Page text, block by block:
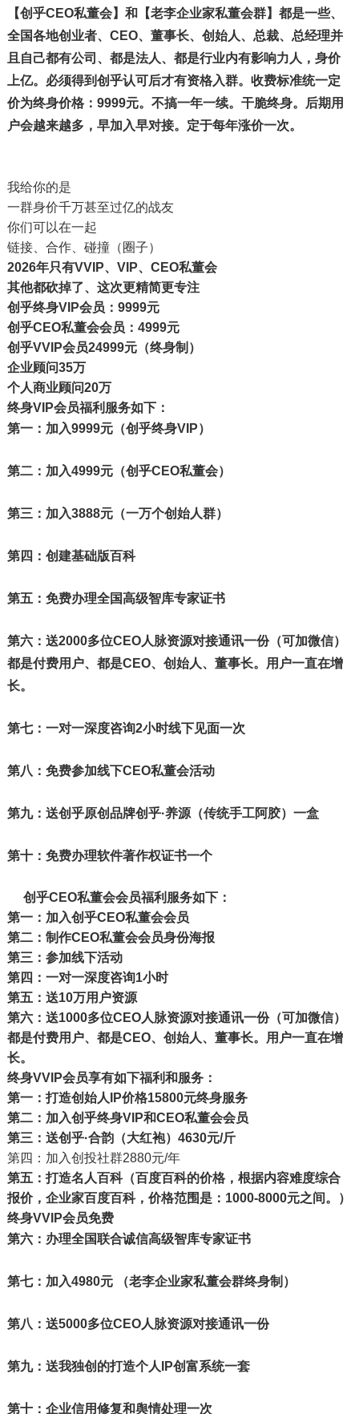
【创乎CEO私董会】和【老李企业家私董会群】都是一些、
全国各地创业者、CEO、董事长、创始人、总裁、总经理并
且自己都有公司、都是法人、都是行业内有影响力人，身价
上亿。必须得到创乎认可后才有资格入群。收费标准统一定
价为终身价格： 9999元。不搞一年一续。干脆终身。
后期用
户会越来越多，早加入早对接。定于每年涨价一次。
我给你的是
一群身价千万甚至过亿的战友
你们可以在一起
链接、合作、碰撞（圈子）
2026年只有VVIP、VIP、CEO私董会
其他都砍掉了、这次更精简更专注
创乎终身VIP会员：9999元
创乎CEO私董会会员：4999元
创乎VVIP会员24999元（终身制）
企业顾问35万
个人商业顾问20万
终身VIP会员福利服务如下：
第一：加入9999元（创乎终身VIP）
第二：加入4999元（创乎CEO私董会）
第三：加入3888元（一万个创始人群）
第四：创建基础版百科
第五：免费办理全国高级智库专家证书
第六：送2000多位CEO人脉资源对接通讯一份（可加微信）
都是付费用户、都是CEO、创始人、董事长。用户一直在增
长。
第七：一对一深度咨询2小时线下见面一次
第八：免费参加线下CEO私董会活动
第九：送创乎原创品牌创乎·养源（传统手工阿胶）一盒
第十：免费办理软件著作权证书一个
创乎CEO私董会会员福利服务如下：
第一：加入创乎CEO私董会会员
第二：制作CEO私董会会员身份海报
第三：参加线下活动
第四：一对一深度咨询1小时
第五：送10万用户资源
第六：送1000多位CEO人脉资源对接通讯一份（可加微信）
都是付费用户、都是CEO、创始人、董事长。用户一直在增
长。
终身VVIP会员享有如下福利和服务：
第一：打造创始人IP价格15800元终身服务
第二：加入创乎终身VIP和CEO私董会会员
第三：送创乎·合韵（大红袍）4630元/斤
第四：加入创投社群2880元/年
第五：打造名人百科（百度百科的价格，根据内容难度综合
报价，企业家百度百科，价格范围是：1000-8000元之间。）
终身VVIP会员免费
第六：办理全国联合诚信高级智库专家证书
第七：加入4980元 （老李企业家私董会群终身制）
第八：送5000多位CEO人脉资源对接通讯一份
第九：送我独创的打造个人IP创富系统一套
第十：企业信用修复和舆情处理一次